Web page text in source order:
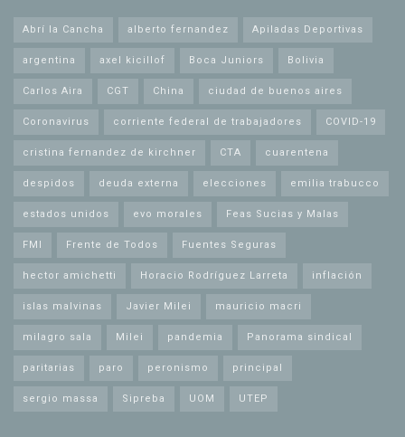
Abrí la Cancha alberto fernandez Apiladas Deportivas
argentina axel kicillof Boca Juniors Bolivia
Carlos Aira CGT China ciudad de buenos aires
Coronavirus corriente federal de trabajadores COVID-19
cristina fernandez de kirchner CTA cuarentena
despidos deuda externa elecciones emilia trabucco
estados unidos evo morales Feas Sucias y Malas
FMI Frente de Todos Fuentes Seguras
hector amichetti Horacio Rodríguez Larreta inflación
islas malvinas Javier Milei mauricio macri
milagro sala Milei pandemia Panorama sindical
paritarias paro peronismo principal
sergio massa Sipreba UOM UTEP